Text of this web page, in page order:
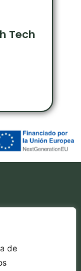
de
Tech